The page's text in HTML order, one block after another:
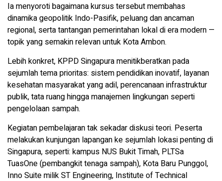
Ia menyoroti bagaimana kursus tersebut membahas
dinamika geopolitik Indo-Pasifik, peluang dan ancaman
regional, serta tantangan pemerintahan lokal di era modern —
topik yang semakin relevan untuk Kota Ambon.
Lebih konkret, KPPD Singapura menitikberatkan pada
sejumlah tema prioritas: sistem pendidikan inovatif, layanan
kesehatan masyarakat yang adil, perencanaan infrastruktur
publik, tata ruang hingga manajemen lingkungan seperti
pengelolaan sampah.
Kegiatan pembelajaran tak sekadar diskusi teori. Peserta
melakukan kunjungan lapangan ke sejumlah lokasi penting di
Singapura, seperti: kampus NUS Bukit Timah, PLTSa
TuasOne (pembangkit tenaga sampah), Kota Baru Punggol,
Inno Suite milik ST Engineering, Institute of Technical